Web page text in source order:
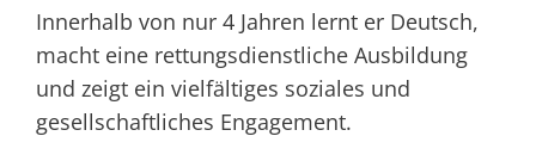
Innerhalb von nur 4 Jahren lernt er Deutsch,
macht eine rettungsdienstliche Ausbildung
und zeigt ein vielfältiges soziales und
gesellschaftliches Engagement.